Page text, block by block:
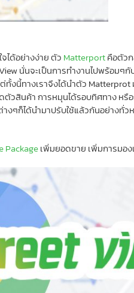
ได้อย่างง่าย ตัว Matterportคือตัว
นั่นจะเป็นการทำงานไปพร้อมๆ
นี้ทางเราจึงได้นำตัว
วสินค้า การหมุนได้รอบทิศทาง ห
ๆก็ได้นำมาปรับใช้แล้วกันอย่างทั่
Packageเพิ่มยอดขาย เพิ่มการมอง